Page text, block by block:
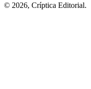
© 2026, Críptica Editorial.